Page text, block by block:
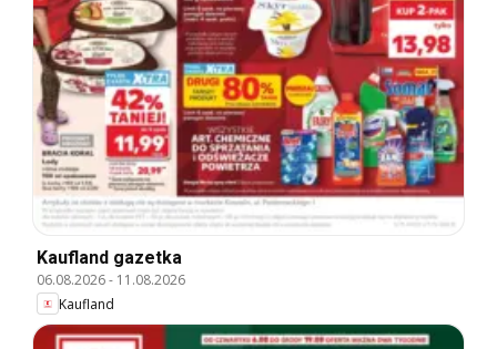
Kaufland gazetka
06.08.2026- 11.08.2026
Kaufland